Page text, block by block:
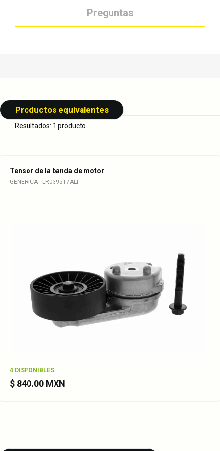
Preguntas
Productos equivalentes
Resultados: 1 producto
Tensor de la banda de motor
GENERICA - LR039517ALT
4 DISPONIBLES
$ 840.00 MXN